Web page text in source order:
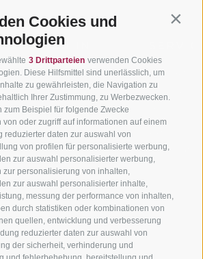
Cookies und
3 Drittparteien verwenden Cookies
Diese Hilfsmittel sind unerlässlich, um
zu gewährleisten, die Navigation zu
Ihrer Zustimmung, zu Werbezwecken.
zum Beispiel für folgende Zwecke
oder zugriff auf informationen auf einem
reduzierter daten zur auswahl von
von profilen für personalisierte werbung,
zur auswahl personalisierter werbung,
zur personalisierung von inhalten,
zur auswahl personalisierter inhalte,
messung der performance von inhalten,
durch statistiken oder kombinationen von
quellen, entwicklung und verbesserung
reduzierter daten zur auswahl von
der sicherheit, verhinderung und
BIKEN IN
SÜDTIROL
Mountainbiken in
Südtirol
Rennradfahren in
Südtirol
Radwege in Südtirol
Bikeshops & Verleihe
Bike-Schulen
Tourenzentrale
Kontakt
Anreise
Zum